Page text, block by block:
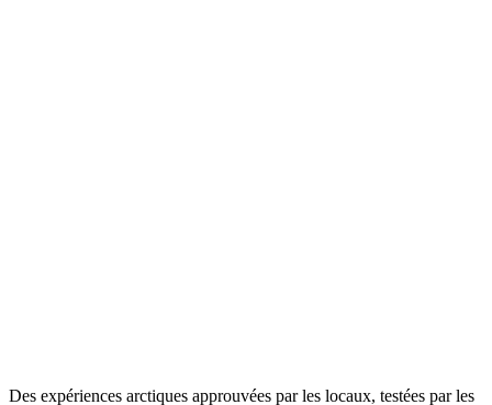
Des expériences arctiques approuvées par les locaux, testées par les